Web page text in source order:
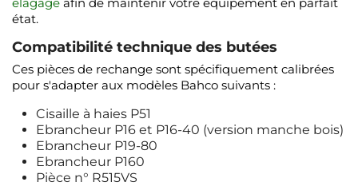
état.
Compatibilité technique des butées
Ces pièces de rechange sont spécifiquement calibrées
pour s'adapter aux modèles Bahco suivants :
Cisaille à haies P51
Ebrancheur P16 et P16-40 (version manche bois)
Ebrancheur P19-80
Ebrancheur P160
Pièce n° R515VS